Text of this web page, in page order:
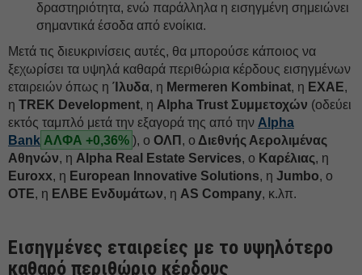
δραστηριότητα, ενώ παράλληλα η εισηγμένη σημειώνει
σημαντικά έσοδα από ενοίκια.
Μετά τις διευκρινίσεις αυτές, θα μπορούσε κάποιος να
ξεχωρίσει τα υψηλά καθαρά περιθώρια κέρδους εισηγμένων
εταιρειών όπως η Ίλυδα, η Mermeren Kombinat, η ΕΧΑΕ,
η TREK Development, η Alpha Trust Συμμετοχών (οδεύει
εκτός ταμπλό μετά την εξαγορά της από την Alpha
Bank ΑΛΦΑ +0,36% ), ο ΟΛΠ , ο Διεθνής Αερολιμένας
Αθηνών, η Alpha Real Estate Services, ο Καρέλιας, η
Euroxx, η European Innovative Solutions, η Jumbo, ο
ΟΤΕ, η ΕΛΒΕ Ενδυμάτων, η AS Company, κ.λπ.
Εισηγμένες εταιρείες με το υψηλότερο
καθαρό περιθώριο κέρδους